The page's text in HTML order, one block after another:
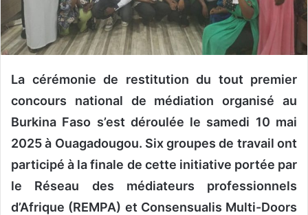
o
u
r
r
l
La cérémonie de restitution du tout premier
concours national de médiation organisé au
Burkina Faso s’est déroulée le samedi 10 mai
2025 à Ouagadougou. Six groupes de travail ont
participé à la finale de cette initiative portée par
le Réseau des médiateurs professionnels
d’Afrique (REMPA) et Consensualis Multi-Doors